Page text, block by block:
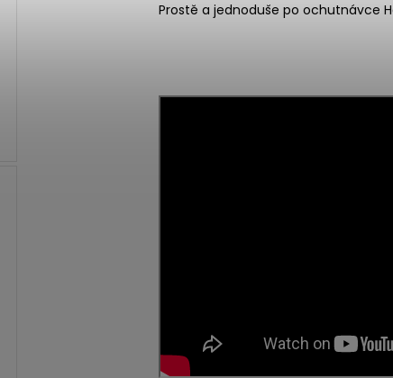
Prostě a jednoduše po ochutnávce